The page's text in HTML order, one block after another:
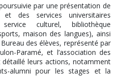
par une présentation de
des services universitaires
culturel, bibliothèque
maison des langues), ainsi
des élèves, représenté par
Paramé, et l’association des
détaillé leurs actions, notamment
alumni pour les stages et la